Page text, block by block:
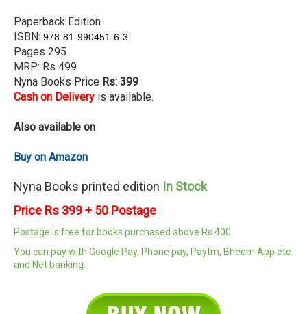
Paperback Edition
ISBN: 978-81-990451-6-3
Pages 295
MRP: Rs 499
Nyna Books Price Rs: 399
Cash on Delivery is available.
Also available on
Buy on Amazon
Nyna Books printed edition In Stock
Price Rs 399 + 50 Postage
Postage is free for books purchased above Rs.400.
You can pay with Google Pay, Phone pay, Paytm, Bheem App etc.
and Net banking.